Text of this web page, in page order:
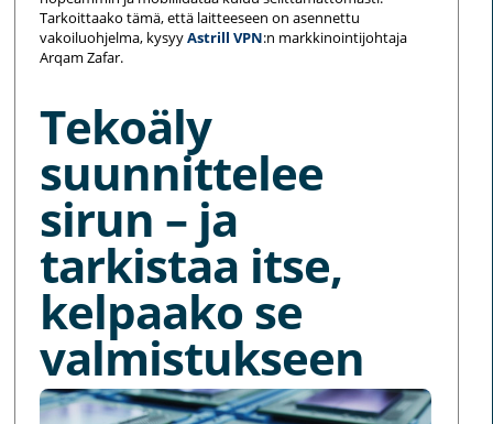
Tarkoittaako tämä, että laitteeseen on asennettu
vakoiluohjelma, kysyyAstrill VPN:n markkinointijohtaja
Arqam Zafar.
Tekoäly
suunnittelee
sirun – ja
tarkistaa itse,
kelpaako se
valmistukseen